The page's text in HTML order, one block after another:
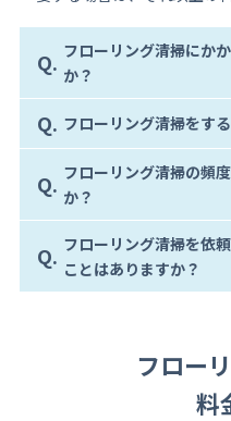
Q. フローリング清掃にか
か？
Q. フローリング清掃をす
Q. フローリング清掃の頻
か？
Q. フローリング清掃を依
ことはありますか？
フロー
料